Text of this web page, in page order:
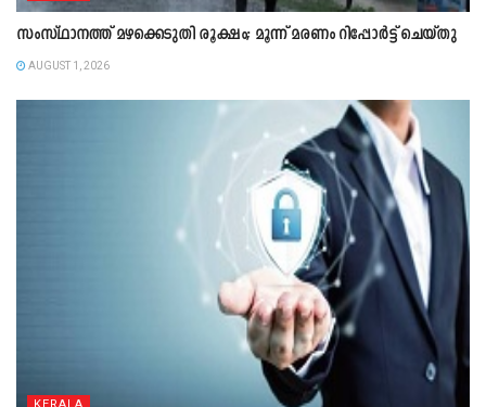
സംസ്ഥാനത്ത് മഴക്കെടുതി രൂക്ഷം; മൂന്ന് മരണം റിപ്പോർട്ട് ചെയ്തു
AUGUST 1, 2026